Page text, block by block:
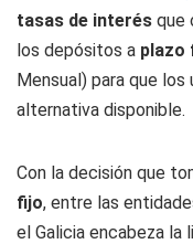
tasas de interés que
los depósitos a plazo
Mensual) para que los
alternativa disponible.
Con la decisión que
fijo, entre las
el Galicia encabeza la